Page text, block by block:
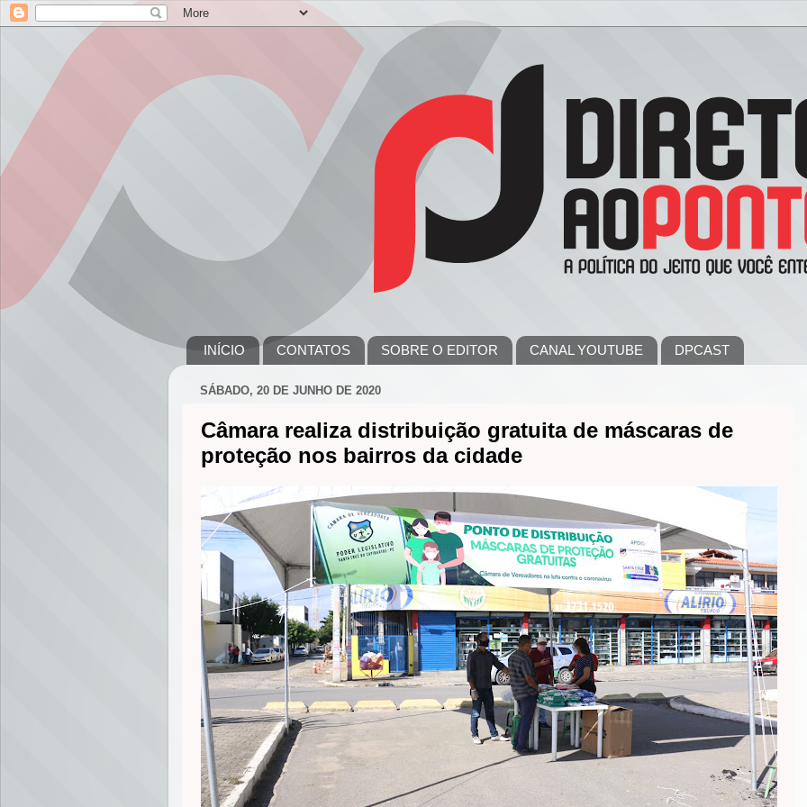
INÍCIO CONTATOS SOBRE O EDITOR CANAL YOUTUBE DPCAST
SÁBADO, 20 DE JUNHO DE 2020
Câmara realiza distribuição gratuita de máscaras de
proteção nos bairros da cidade